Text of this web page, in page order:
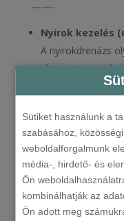
Sütiket használunk a
szabásához,
weboldalforgalmunk
média-, hirdető- és
Ön
kombinálhatják az
Ön adott meg
——-
Nyirok kezelés
A nyirokdrenázs
elismert
nyirokelfolyást,
immunrendszert,
elszállítását,
gyulladások,
immunrendszer
nyirokcsomók